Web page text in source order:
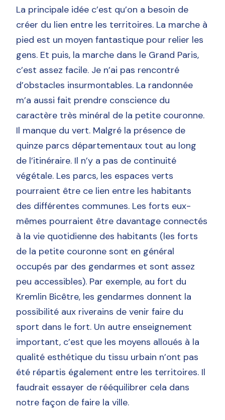
La principale idée c’est qu’on a besoin de
créer du lien entre les territoires. La marche à
pied est un moyen fantastique pour relier les
gens. Et puis, la marche dans le Grand Paris,
c’est assez facile. Je n’ai pas rencontré
d’obstacles insurmontables. La randonnée
m’a aussi fait prendre conscience du
caractère très minéral de la petite couronne.
Il manque du vert. Malgré la présence de
quinze parcs départementaux tout au long
de l’itinéraire. Il n’y a pas de continuité
végétale. Les parcs, les espaces verts
pourraient être ce lien entre les habitants
des différentes communes. Les forts eux-
mêmes pourraient être davantage connectés
à la vie quotidienne des habitants (les forts
de la petite couronne sont en général
occupés par des gendarmes et sont assez
peu accessibles). Par exemple, au fort du
Kremlin Bicêtre, les gendarmes donnent la
possibilité aux riverains de venir faire du
sport dans le fort. Un autre enseignement
important, c’est que les moyens alloués à la
qualité esthétique du tissu urbain n’ont pas
été répartis également entre les territoires. Il
faudrait essayer de rééquilibrer cela dans
notre façon de faire la ville.